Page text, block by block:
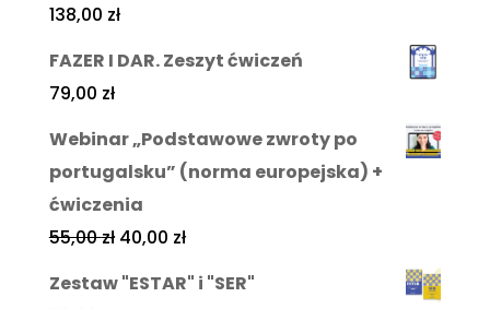
138,00 zł
FAZER I DAR. Zeszyt ćwiczeń
79,00 zł
Webinar „Podstawowe zwroty po
portugalsku” (norma europejska) +
ćwiczenia
55,00zł 40,00 zł
Zestaw "ESTAR" i "SER"